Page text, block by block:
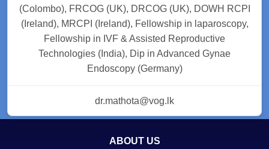
(Colombo), FRCOG (UK), DRCOG (UK), DOWH RCPI
(Ireland), MRCPI (Ireland), Fellowship in laparoscopy,
Fellowship in IVF & Assisted Reproductive
Technologies (India), Dip in Advanced Gynae
Endoscopy (Germany)
dr.mathota@vog.lk
ABOUT US